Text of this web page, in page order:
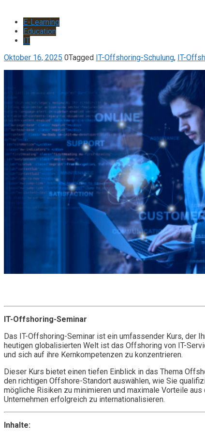
E-Learning
Education
IT
Oktober 16, 2025 0Tagged IT-Offshoring-Schulung, IT-
IT-Offshoring-Seminar
Das IT-Offshoring-Seminar ist ein umfassender Kurs, der
heutigen globalisierten Welt ist das Offshoring von IT-
und sich auf ihre Kernkompetenzen zu konzentrieren.
Dieser Kurs bietet einen tiefen Einblick in das Thema
den richtigen Offshore-Standort auswählen, wie Sie
mögliche Risiken zu minimieren und maximale Vorteile
Unternehmen erfolgreich zu internationalisieren.
Inhalte: